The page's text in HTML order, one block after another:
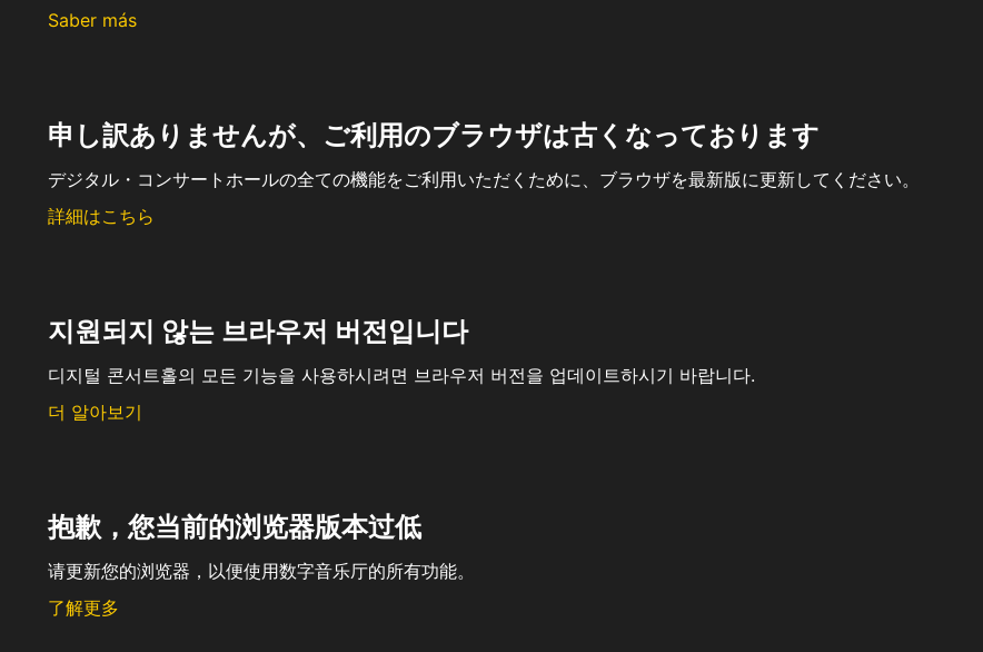
Saber más
申し訳ありませんが、ご利用のブラウザは古くなっております
デジタル・コンサートホールの全ての機能をご利用いただくために、ブラウザを最新版に更新してください。
詳細はこちら
지원되지 않는 브라우저 버전입니다
디지털 콘서트홀의 모든 기능을 사용하시려면 브라우저 버전을 업데이트하시기 바랍니다.
더 알아보기
抱歉，您当前的浏览器版本过低
请更新您的浏览器，以便使用数字音乐厅的所有功能。
了解更多